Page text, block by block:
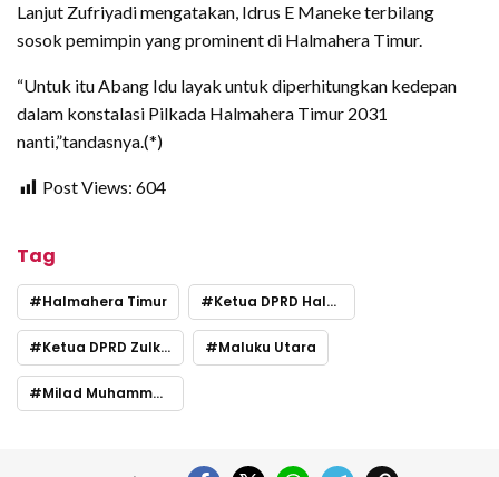
Lanjut Zufriyadi mengatakan, Idrus E Maneke terbilang
sosok pemimpin yang prominent di Halmahera Timur.
“Untuk itu Abang Idu layak untuk diperhitungkan kedepan
dalam konstalasi Pilkada Halmahera Timur 2031
nanti,”tandasnya.(*)
Post Views: 604
Tag
Halmahera Timur Ketua DPRD Halmahera Timur Idrus Enos Maneke
Ketua DPRD Zulkifli Hi Bayan Maluku Utara
Milad Muhammadiyah ke-113